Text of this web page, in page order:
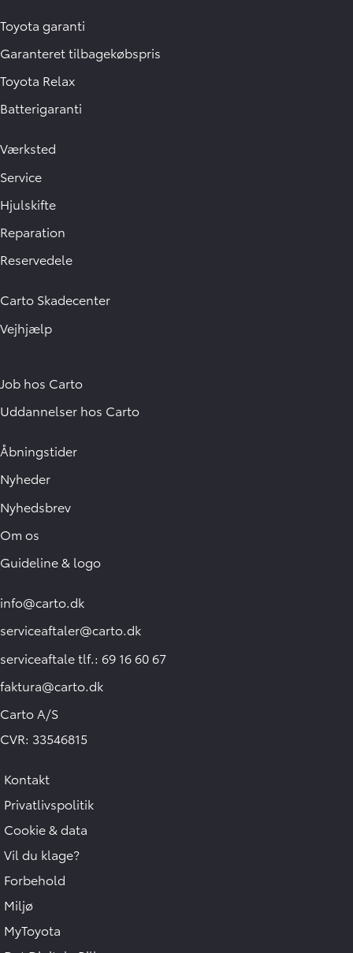
Toyota garanti
Garanteret tilbagekøbspris
Toyota Relax
Batterigaranti
Værksted
Service
Hjulskifte
Reparation
Reservedele
Carto Skadecenter
Vejhjælp
Job hos Carto
Uddannelser hos Carto
Åbningstider
Nyheder
Nyhedsbrev
Om os
Guideline & logo
info@carto.dk
serviceaftaler@carto.dk
serviceaftale tlf.: 69 16 60 67
faktura@carto.dk
Carto A/S
CVR: 33546815
Kontakt
Privatlivspolitik
Cookie & data
Vil du klage?
Forbehold
Miljø
MyToyota